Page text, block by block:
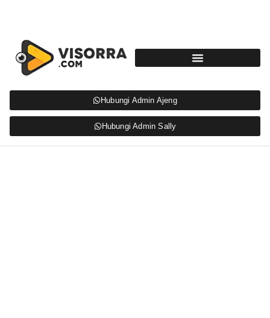
Hubungi Admin Ajeng
Hubungi Admin Sally